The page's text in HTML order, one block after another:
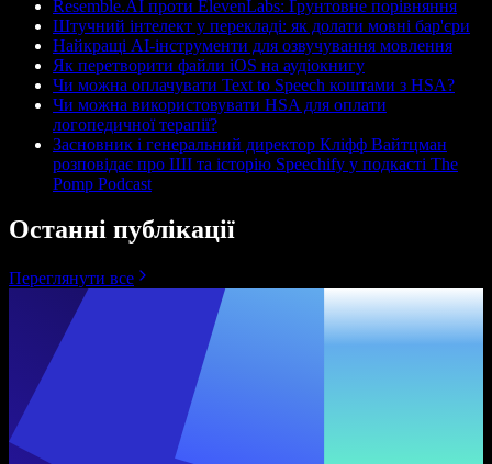
Resemble.AI проти ElevenLabs: Ґрунтовне порівняння
Штучний інтелект у перекладі: як долати мовні бар'єри
Найкращі AI-інструменти для озвучування мовлення
Як перетворити файли iOS на аудіокнигу
Чи можна оплачувати Text to Speech коштами з HSA?
Чи можна використовувати HSA для оплати
логопедичної терапії?
Засновник і генеральний директор Кліфф Вайтцман
розповідає про ШІ та історію Speechify у подкасті The
Pomp Podcast
Останні публікації
Переглянути все